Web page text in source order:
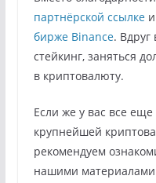
партнёрской ссылкеи
бирже Binance. Вдруг
стейкинг, заняться
в криптовалюту.
Если же у вас все
крупнейшей
рекомендуем
нашими